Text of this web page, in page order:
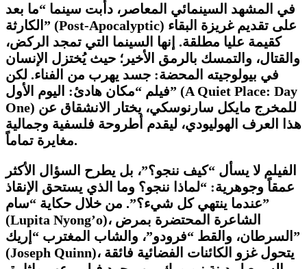
​في المشهد السينمائي المعاصر، دأبت سينما “ما بعد
الكارثة” (Post-Apocalyptic) على تقديم غريزة البقاء
كقيمة عليا مطلقة. إنها السينما التي تمجد الركض،
والقتال، والتمسك بالرمق الأخير؛ حيث يُختزل الإنسان
في بيولوجيته المحضة: جسد يهرب من الفناء. لكن
فيلم “مكان هادئ: اليوم الأول” (A Quiet Place: Day
One) للمخرج مايكل سارنوسكي، يختار الانشقاق عن
هذا العرف الهوليودي، ليقدم أطروحة فلسفية وجمالية
مغايرة تماماً.
​الفيلم لا يسأل “كيف ننجو؟”، بل يطرح السؤال الأكثر
عمقاً وجوهرية: “لماذا ننجو؟ وما الذي يستحق الإنقاذ
عندما ينتهي كل شيء؟”. من خلال حكاية “سام”
(Lupita Nyong’o)، الشاعرة المحتضرة بمرض
السرطان، والقط “فرودو”، والشاب المغترب “إريك”
(Joseph Quinn)، يتحول غزو الكائنات الفضائية فائقة